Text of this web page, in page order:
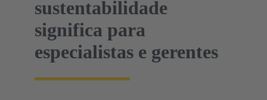
sustentabilidade
significa para
especialistas e gerentes